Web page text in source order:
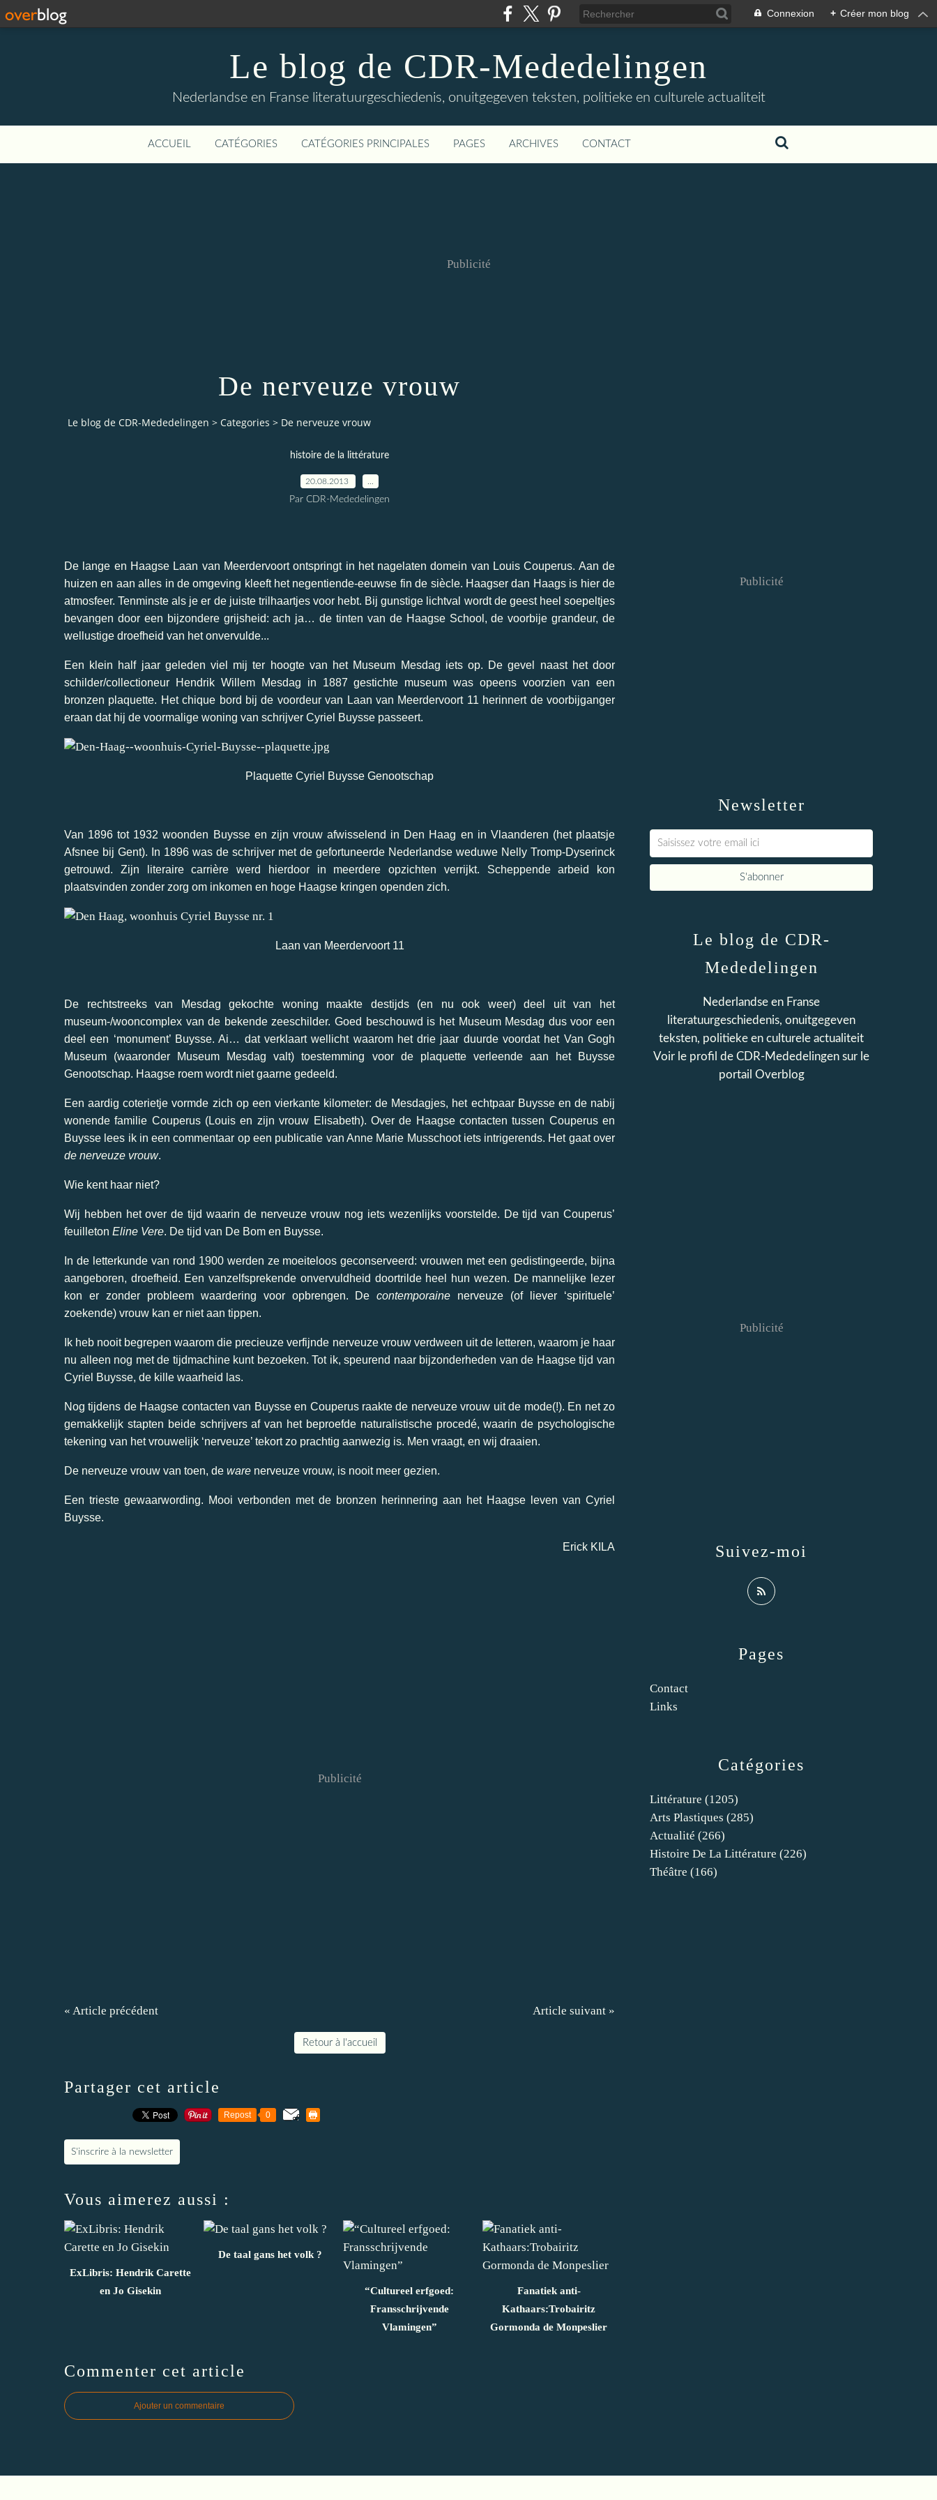
Connexion + Créer mon blog
Le blog de CDR-Mededelingen
Nederlandse en Franse literatuurgeschiedenis, onuitgegeven teksten, politieke en culturele actualiteit
ACCUEIL CATÉGORIES CATÉGORIES PRINCIPALES PAGES ARCHIVES CONTACT
Publicité
De nerveuze vrouw
Le blog de CDR-Mededelingen > Categories > De nerveuze vrouw
histoire de la littérature
20.08.2013
Par CDR-Mededelingen
De lange en Haagse Laan van Meerdervoort ontspringt in het nagelaten domein van Louis Couperus. Aan de
huizen en aan alles in de omgeving kleeft het negentiende-eeuwse fin de siècle. Haagser dan Haags is hier de
atmosfeer. Tenminste als je er de juiste trilhaartjes voor hebt. Bij gunstige lichtval wordt de geest heel soepeltjes
bevangen door een bijzondere grijsheid: ach ja… de tinten van de Haagse School, de voorbije grandeur, de
wellustige droefheid van het onvervulde...
Een klein half jaar geleden viel mij ter hoogte van het Museum Mesdag iets op. De gevel naast het door
schilder/collectioneur Hendrik Willem Mesdag in 1887 gestichte museum was opeens voorzien van een
bronzen plaquette. Het chique bord bij de voordeur van Laan van Meerdervoort 11 herinnert de voorbijganger
eraan dat hij de voormalige woning van schrijver Cyriel Buysse passeert.
Plaquette Cyriel Buysse Genootschap
Van 1896 tot 1932 woonden Buysse en zijn vrouw afwisselend in Den Haag en in Vlaanderen (het plaatsje
Afsnee bij Gent). In 1896 was de schrijver met de gefortuneerde Nederlandse weduwe Nelly Tromp-Dyserinck
getrouwd. Zijn literaire carrière werd hierdoor in meerdere opzichten verrijkt. Scheppende arbeid kon
plaatsvinden zonder zorg om inkomen en hoge Haagse kringen openden zich.
Laan van Meerdervoort 11
De rechtstreeks van Mesdag gekochte woning maakte destijds (en nu ook weer) deel uit van het
museum-/wooncomplex van de bekende zeeschilder. Goed beschouwd is het Museum Mesdag dus voor een
deel een ‘monument’ Buysse. Ai… dat verklaart wellicht waarom het drie jaar duurde voordat het Van Gogh
Museum (waaronder Museum Mesdag valt) toestemming voor de plaquette verleende aan het Buysse
Genootschap. Haagse roem wordt niet gaarne gedeeld.
Een aardig coterietje vormde zich op een vierkante kilometer: de Mesdagjes, het echtpaar Buysse en de nabij
wonende familie Couperus (Louis en zijn vrouw Elisabeth). Over de Haagse contacten tussen Couperus en
Buysse lees ik in een commentaar op een publicatie van Anne Marie Musschoot iets intrigerends. Het gaat over
de nerveuze vrouw.
Wie kent haar niet?
Wij hebben het over de tijd waarin de nerveuze vrouw nog iets wezenlijks voorstelde. De tijd van Couperus’
feuilleton Eline Vere. De tijd van De Bom en Buysse.
In de letterkunde van rond 1900 werden ze moeiteloos geconserveerd: vrouwen met een gedistingeerde, bijna
aangeboren, droefheid. Een vanzelfsprekende onvervuldheid doortrilde heel hun wezen. De mannelijke lezer
kon er zonder probleem waardering voor opbrengen. Decontemporaine nerveuze (of liever ‘spirituele’
zoekende) vrouw kan er niet aan tippen.
Ik heb nooit begrepen waarom die precieuze verfijnde nerveuze vrouw verdween uit de letteren, waarom je haar
nu alleen nog met de tijdmachine kunt bezoeken. Tot ik, speurend naar bijzonderheden van de Haagse tijd van
Cyriel Buysse, de kille waarheid las.
Nog tijdens de Haagse contacten van Buysse en Couperus raakte de nerveuze vrouw uit de mode(!). En net zo
gemakkelijk stapten beide schrijvers af van het beproefde naturalistische procedé, waarin de psychologische
tekening van het vrouwelijk ‘nerveuze’ tekort zo prachtig aanwezig is. Men vraagt, en wij draaien.
De nerveuze vrouw van toen, de ware nerveuze vrouw, is nooit meer gezien.
Een trieste gewaarwording. Mooi verbonden met de bronzen herinnering aan het Haagse leven van Cyriel
Buysse.
Erick KILA
Publicité
« Article précédent Article suivant »
Retour à l'accueil
Partager cet article
Repost 0
S'inscrire à la newsletter
Vous aimerez aussi :
ExLibris: Hendrik Carette
en Jo Gisekin
De taal gans het volk ?
“Cultureel erfgoed:
Fransschrijvende
Vlamingen”
Fanatiek anti-
Kathaars:Trobairitz
Gormonda de Monpeslier
Commenter cet article
Ajouter un commentaire
Newsletter
Publicité
Catégories
Littérature (1205)
Arts Plastiques (285)
Actualité (266)
Histoire De La Littérature (226)
Théâtre (166)
Pages
Contact
Links
Le blog de CDR-
Mededelingen
Nederlandse en Franse
literatuurgeschiedenis, onuitgegeven
teksten, politieke en culturele actualiteit
Voir le profil de CDR-Mededelingen sur le
portail Overblog
Suivez-moi
Publicité